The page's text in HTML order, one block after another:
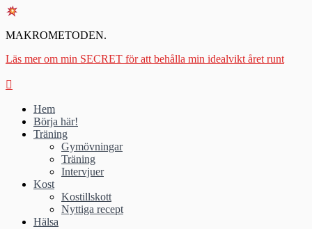
MAKROMETODEN.
Läs mer om min SECRET för att behålla min idealvikt året runt
Hem
Börja här!
Träning
Gymövningar
Träning
Intervjuer
Kost
Kostillskott
Nyttiga recept
Hälsa